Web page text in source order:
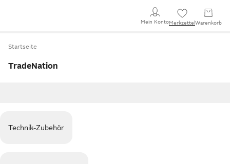
Mein KontoMerkzettel Warenkorb
Startseite
TradeNation
Technik-Zubehör